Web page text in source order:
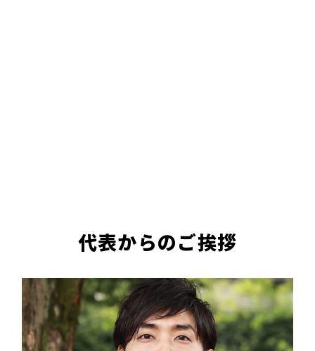
代表からのご挨拶